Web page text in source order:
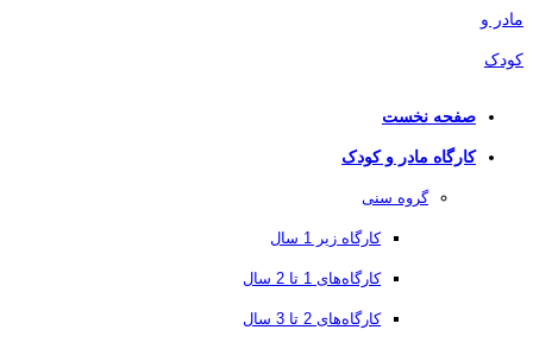
صفحه نخست
کارگاه مادر و کودک
گروه سنی
کارگاه زیر 1 سال
کارگاه‌های 1 تا 2 سال
کارگاه‌های 2 تا 3 سال